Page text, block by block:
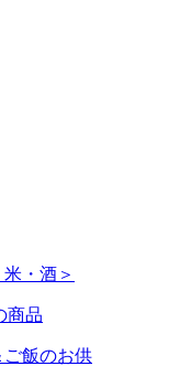
・酒＞
商品
ご飯のお供